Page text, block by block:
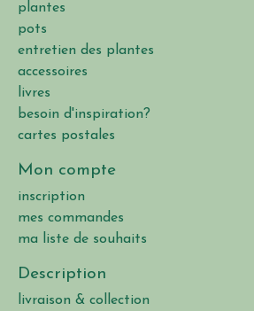
plantes
pots
entretien des plantes
accessoires
livres
besoin d'inspiration?
cartes postales
Mon compte
inscription
mes commandes
ma liste de souhaits
Description
livraison & collection